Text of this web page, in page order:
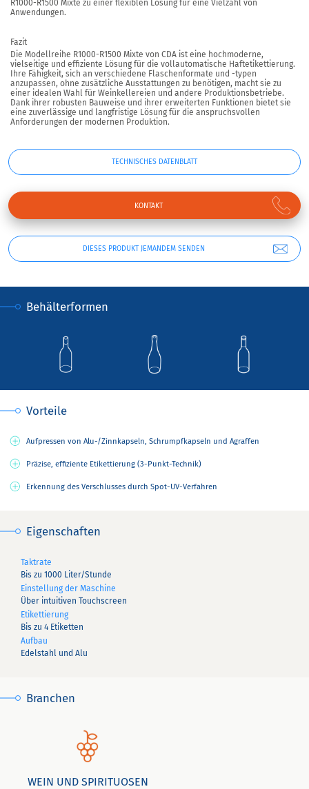
R1000-R1500 Mixte zu einer flexiblen Lösung für eine Vielzahl von
Anwendungen.
Fazit
Die Modellreihe R1000-R1500 Mixte von CDA ist eine hochmoderne,
vielseitige und effiziente Lösung für die vollautomatische Haftetikettierung.
Ihre Fähigkeit, sich an verschiedene Flaschenformate und -typen
anzupassen, ohne zusätzliche Ausstattungen zu benötigen, macht sie zu
einer idealen Wahl für Weinkellereien und andere Produktionsbetriebe.
Dank ihrer robusten Bauweise und ihrer erweiterten Funktionen bietet sie
eine zuverlässige und langfristige Lösung für die anspruchsvollen
Anforderungen der modernen Produktion.
DIESES PRODUKT JEMANDEM SENDEN
TECHNISCHES DATENBLATT
KONTAKT
Behälterformen
Vorteile
Aufpressen von Alu-/Zinnkapseln, Schrumpfkapseln und Agraffen
Präzise, effiziente Etikettierung (3-Punkt-Technik)
Erkennung des Verschlusses durch Spot-UV-Verfahren
Eigenschaften
Taktrate
Bis zu 1000 Liter/Stunde
Einstellung der Maschine
Über intuitiven Touchscreen
Etikettierung
Bis zu 4 Etiketten
Aufbau
Edelstahl und Alu
Branchen
WEIN UND SPIRITUOSEN